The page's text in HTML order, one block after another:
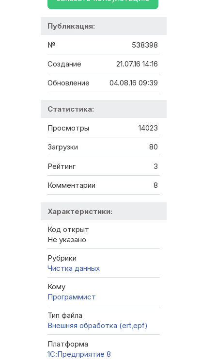
Публикация:
№ 538398
Создание 21.07.16 14:16
Обновление 04.08.16 09:39
Статистика:
Просмотры 14023
Загрузки 80
Рейтинг 3
Комментарии 8
Характеристики:
Код открыт
Не указано
Рубрики
Чистка данных
Кому
Программист
Тип файла
Внешняя обработка (ert,epf)
Платформа
1С:Предприятие 8